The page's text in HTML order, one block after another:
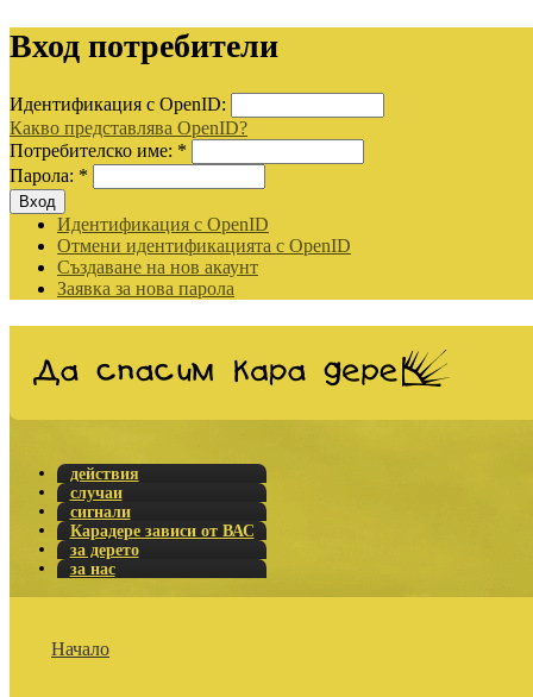
Вход потребители
Идентификация с OpenID:
Какво представлява OpenID?
Потребителско име: *
Парола: *
Идентификация с OpenID
Отмени идентификацията с OpenID
Създаване на нов акаунт
Заявка за нова парола
действия
случаи
сигнали
Карадере зависи от ВАС
за дерето
за нас
Начало